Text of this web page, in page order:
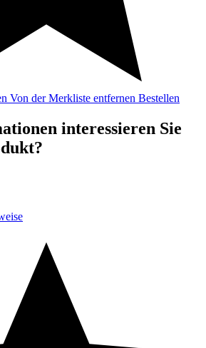
Von der Merkliste entfernen Bestellen
interessieren Sie